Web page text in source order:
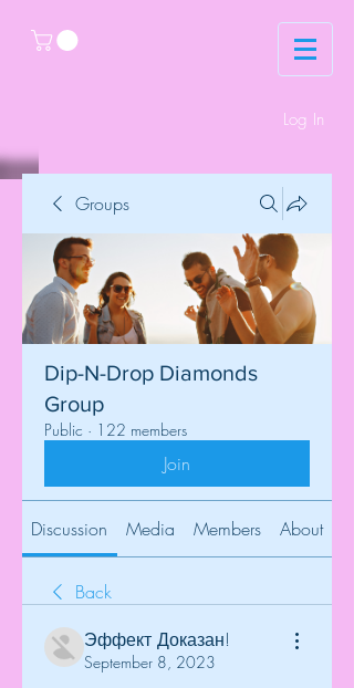
Log In
Groups
Dip-N-Drop Diamonds
Group
Public · 122 members
Join
Discussion Media Members About
Back
Эффект Доказан!
September 8, 2023